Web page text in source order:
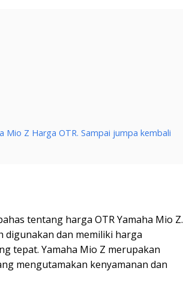
Z Harga OTR. Sampai jumpa kembali
tentang harga OTR Yamaha Mio Z.
digunakan dan memiliki harga
tepat. Yamaha Mio Z merupakan
mengutamakan kenyamanan dan